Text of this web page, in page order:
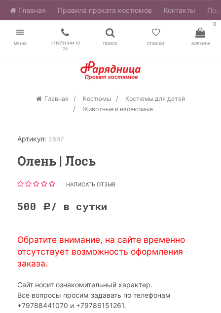
Главная ​Правила проката костюмов Контакты
МЕНЮ
+7(978) 844 10
70
ПОИСК СПИСКИ
0
КОРЗИНА
Главная Костюмы
Костюмы для детей
Животные и насекомые
Артикул: 2897
Олень | Лось
НАПИСАТЬ ОТЗЫВ
500 Р / в сутки
Обратите внимание, на сайте временно
отсутствует возможность оформления
заказа.
Сайт носит ознакомительный характер.
Все вопросы просим задавать по телефонам
‎+79788441070 и ‎+79786151261.